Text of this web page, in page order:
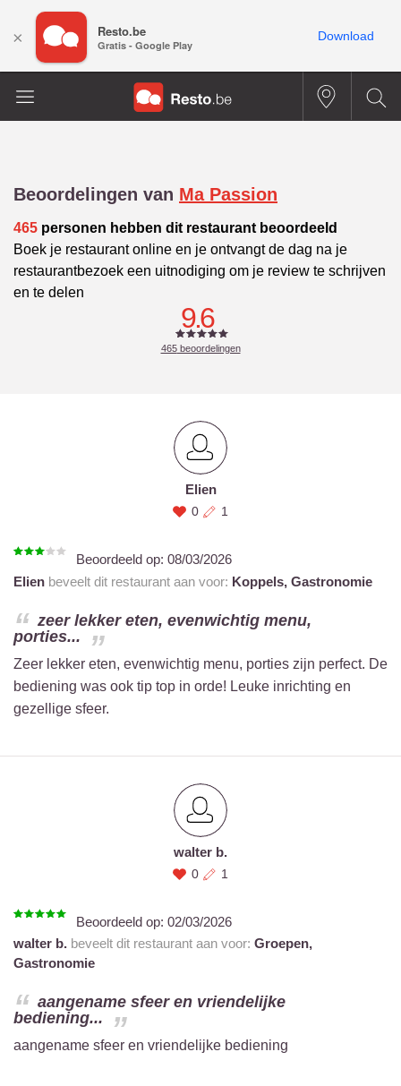
Beoordelingen van Ma Passion
465 personen hebben dit restaurant beoordeeld
Boek je restaurant online en je ontvangt de dag na je
restaurantbezoek een uitnodiging om je review te schrijven
en te delen
9.6
465beoordelingen
Elien
0 1
Beoordeeld op: 08/03/2026
Elien beveelt dit restaurant aan voor: Koppels, Gastronomie
zeer lekker eten, evenwichtig menu,
porties...
Zeer lekker eten, evenwichtig menu, porties zijn perfect. De
bediening was ook tip top in orde! Leuke inrichting en
gezellige sfeer.
walter b.
0 1
Beoordeeld op: 02/03/2026
walter b. beveelt dit restaurant aan voor: Groepen,
Gastronomie
aangename sfeer en vriendelijke
bediening...
aangename sfeer en vriendelijke bediening
× Resto.be
Gratis - Google Play
Download